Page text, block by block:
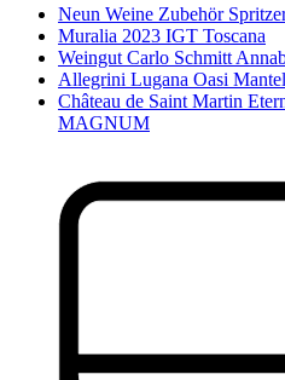
Neun Weine Zubehör
Muralia 2023 IGT Toscana
Weingut Carlo Schmitt
Allegrini Lugana Oasi
Château de Saint Martin
MAGNUM